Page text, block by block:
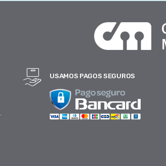
USAMOS PAGOS SEGUROS